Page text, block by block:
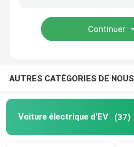
Aperçu
Produits
AUTRES CATÉGORIES DE NOUS
Voiture électrique d'EV (37)